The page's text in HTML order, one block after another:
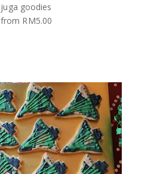
juga goodies
from RM5.00